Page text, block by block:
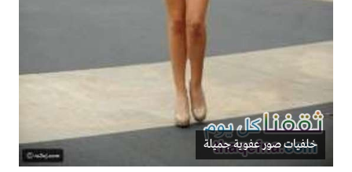
خلفيات صور عفوية جميلة